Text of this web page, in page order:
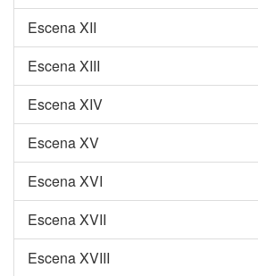
Escena XII
Escena XIII
Escena XIV
Escena XV
Escena XVI
Escena XVII
Escena XVIII